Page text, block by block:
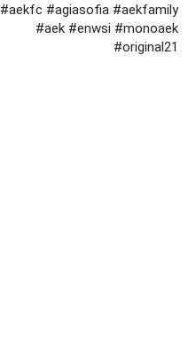
#aekfc #agiasofia #aekfamily
#aek #enwsi #monoaek
#original21